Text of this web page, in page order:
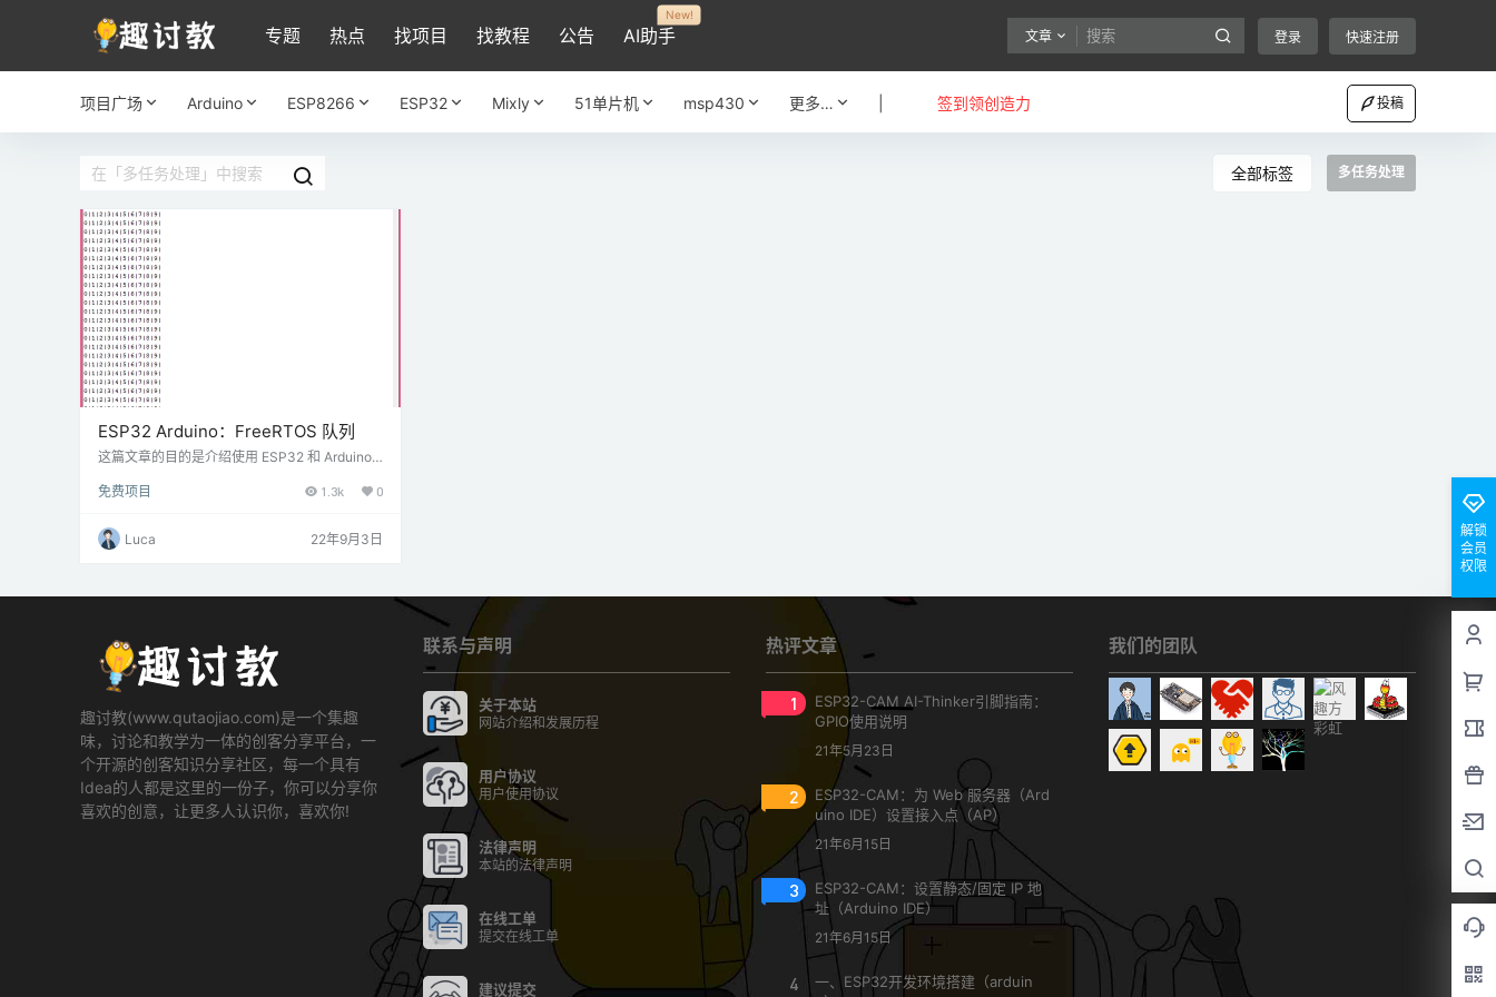
专题 热点 找项目 找教程 公告 AI助手
New!
文章 登录 快速注册
项目广场 Arduino ESP8266 ESP32 Mixly 51单片机 msp430 更多… 签到领创造力 投稿
全部标签 多任务处理
ESP32 Arduino：FreeRTOS 队列
这篇文章的目的是介绍使用 ESP32 和 Arduino
是介绍使用 ESP32 和 Arduino 内核的 FreeRTO
并发方面安全地将消息从一个任务发送到另一个
任务 [1]。它们通常用作 FIFO（先进先出）[1]，
免费项目 1.3k 0
Luca 22年9月3日
解锁
会员
权限
趣讨教(www.qutaojiao.com)是一个集趣
味，讨论和教学为一体的创客分享平台，一
个开源的创客知识分享社区，每一个具有
Idea的人都是这里的一份子，你可以分享你
喜欢的创意，让更多人认识你，喜欢你!
联系与声明
关于本站
网站介绍和发展历程
用户协议
用户使用协议
法律声明
本站的法律声明
在线工单
提交在线工单
建议提交
热评文章
1
ESP32-CAM AI-Thinker引脚指南：
GPIO使用说明
21年5月23日
2
ESP32-CAM：为 Web 服务器（Ard
uino IDE）设置接入点（AP）
21年6月15日
3
ESP32-CAM：设置静态/固定 IP 地
址（Arduino IDE）
21年6月15日
4
一、ESP32开发环境搭建（arduin
我们的团队